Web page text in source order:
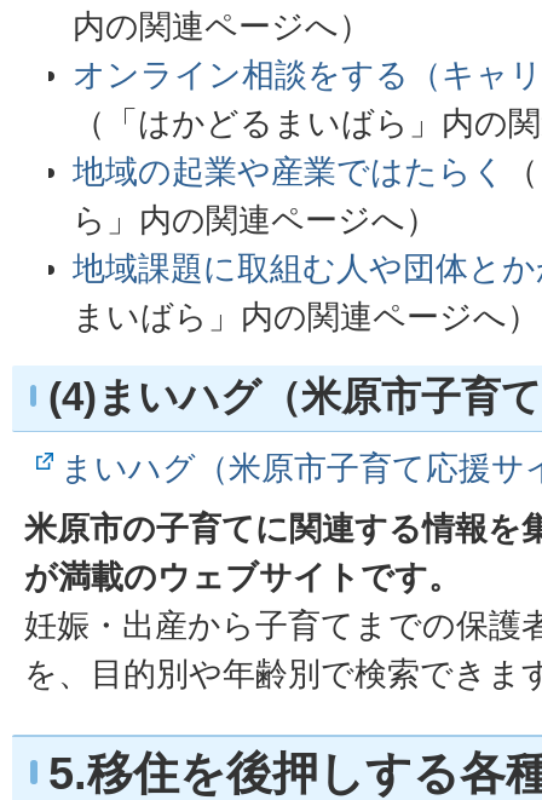
内の関連ページへ）
オンライン相談をする（キャ
（「はかどるまいばら」内の
地域の起業や産業ではたらく
ら」内の関連ページへ）
地域課題に取組む人や団体と
まいばら」内の関連ページへ）
(4)まいハグ（米原市子育
まいハグ（米原市子育て応援サ
米原市の子育てに関連する情報を
が満載のウェブサイトです。
妊娠・出産から子育てまでの保護
を、目的別や年齢別で検索できま
5.移住を後押しする各